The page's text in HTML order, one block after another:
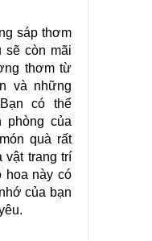
sáp thơm
sẽ còn mãi
thơm từ
và những
có thể
phòng của
quà rất
vật trang trí
hoa này có
của bạn